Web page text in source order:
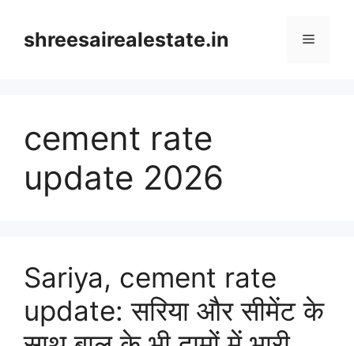
contentshreesairealestate.in Menu
cement rate
update 2026
Sariya, cement rate
update: सरिया और सीमेंट के